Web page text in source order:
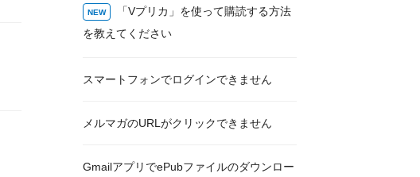
「Vプリカ」を使って購読する方法
を教えてください
スマートフォンでログインできません
メルマガのURLがクリックできません
GmailアプリでePubファイルのダウンロー